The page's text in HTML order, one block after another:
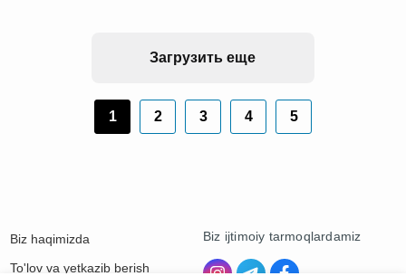
Загрузить еще
1 2 3 4 5
Biz haqimizda
To'lov va yetkazib berish
Biz ijtimoiy tarmoqlardamiz